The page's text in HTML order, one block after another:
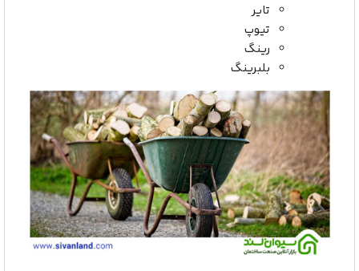
تایر
تیوپ
رینگ
بلبرینگ